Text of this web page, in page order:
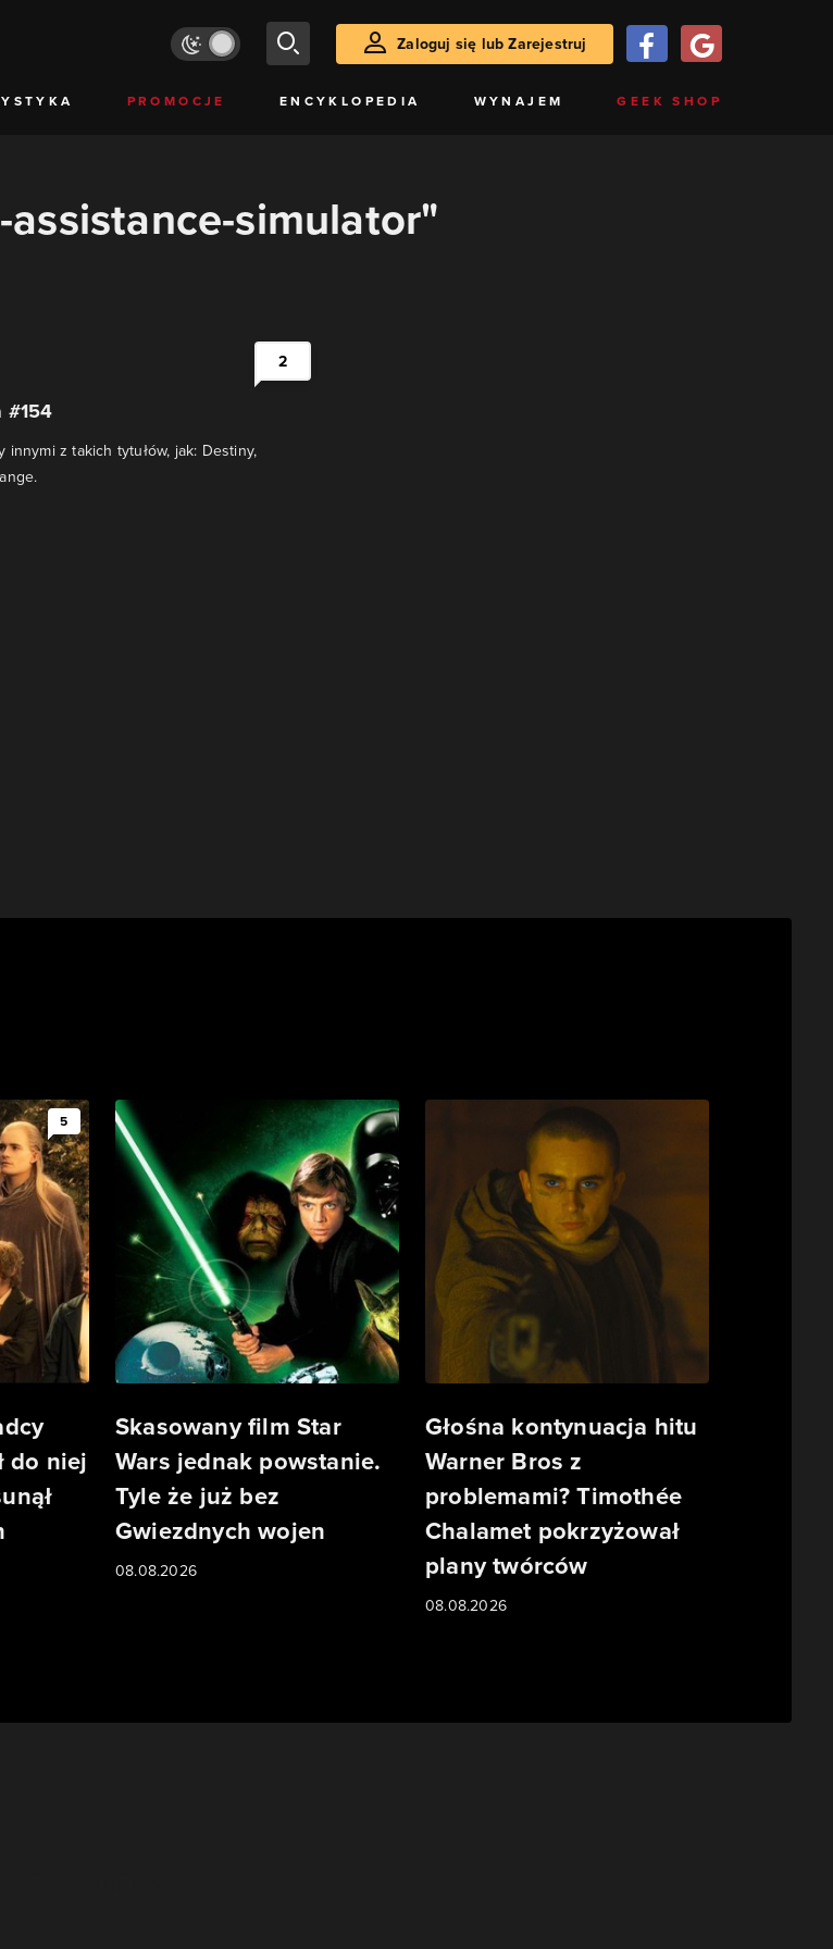
Zaloguj się lub Zarejestruj
PROMOCJE ENCYKLOPEDIA WYNAJEM GEEK SHOP
simulator"
#154
z takich tytułów, jak: Destiny,
2
5
do niej
Skasowany film Star
Wars jednak powstanie.
Tyle że już bez
Gwiezdnych wojen
08.08.2026
Głośna kontynuacja hitu
Warner Bros z
problemami? Timothée
Chalamet pokrzyżował
plany twórców
08.08.2026